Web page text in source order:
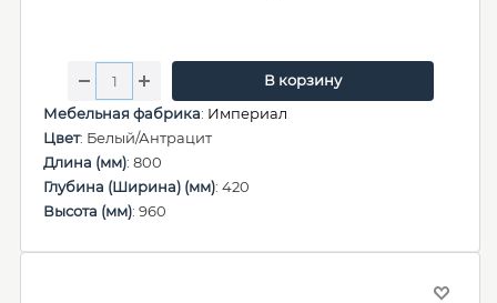
В корзину
Мебельная фабрика: Империал
Цвет: Белый/Антрацит
Длина (мм): 800
Глубина (Ширина) (мм): 420
Высота (мм): 960